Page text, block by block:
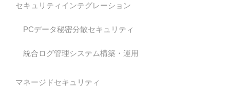
セキュリティインテグレーション
PCデータ秘密分散セキュリティ
統合ログ管理システム構築・運用
マネージドセキュリティ